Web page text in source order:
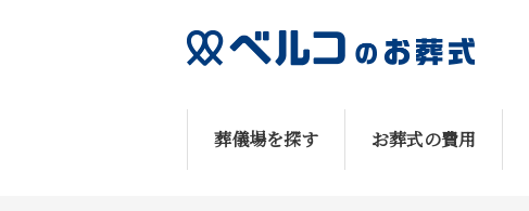
葬儀場を探す お葬式の費用